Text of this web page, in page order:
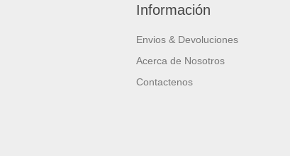
Información
Envios & Devoluciones
Acerca de Nosotros
Contactenos